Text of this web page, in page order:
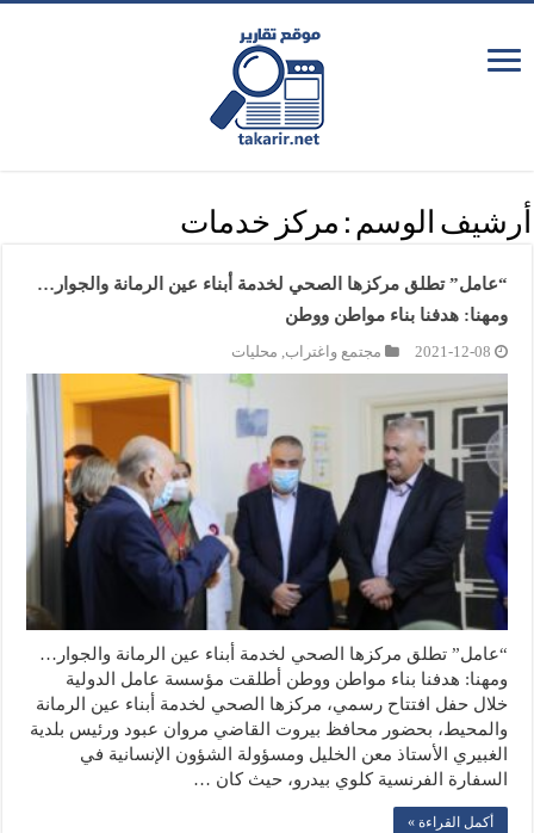
أرشيف الوسم : مركز خدمات
“عامل” تطلق مركزها الصحي لخدمة أبناء عين الرمانة والجوار…
ومهنا: هدفنا بناء مواطن ووطن
2021-12-08 مجتمع واغتراب, محليات
“عامل” تطلق مركزها الصحي لخدمة أبناء عين الرمانة والجوار…
ومهنا: هدفنا بناء مواطن ووطن أطلقت مؤسسة عامل الدولية
خلال حفل افتتاح رسمي، مركزها الصحي لخدمة أبناء عين الرمانة
والمحيط، بحضور محافظ بيروت القاضي مروان عبود ورئيس بلدية
الغبيري الأستاذ معن الخليل ومسؤولة الشؤون الإنسانية في
السفارة الفرنسية كلوي بيدرو، حيث كان …
أكمل القراءة »